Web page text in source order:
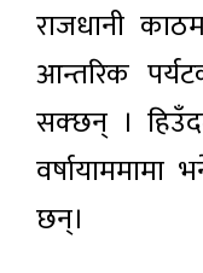
राजधानी
आन्तरिक
सक्छन् ।
छन्।